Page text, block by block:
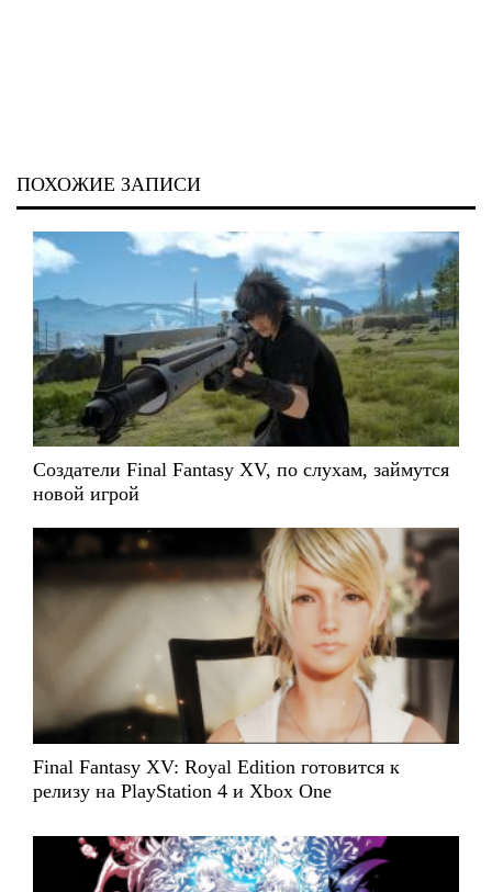
ПОХОЖИЕ ЗАПИСИ
Создатели Final Fantasy XV, по слухам, займутся
новой игрой
Final Fantasy XV: Royal Edition готовится к
релизу на PlayStation 4 и Xbox One